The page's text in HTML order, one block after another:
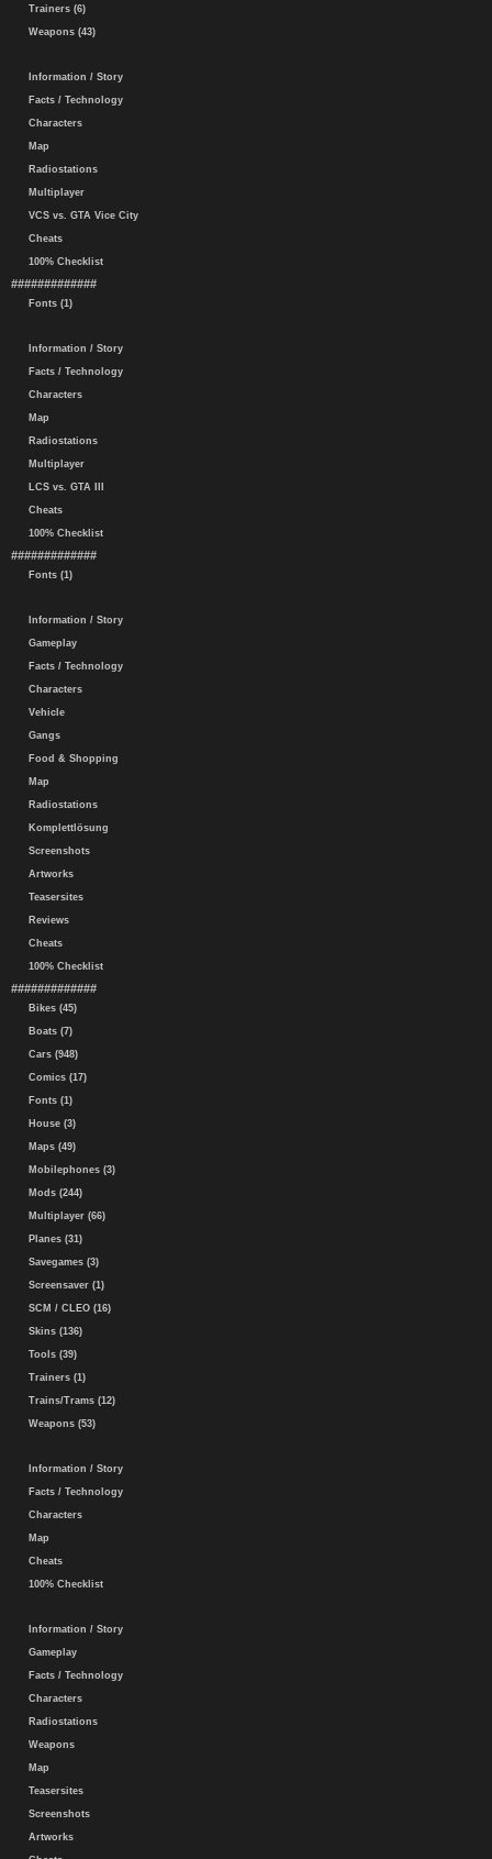
Trainers (6)
Weapons (43)
Information / Story
Facts / Technology
Characters
Map
Radiostations
Multiplayer
VCS vs. GTA Vice City
Cheats
100% Checklist
#############
Fonts (1)
Information / Story
Facts / Technology
Characters
Map
Radiostations
Multiplayer
LCS vs. GTA III
Cheats
100% Checklist
#############
Fonts (1)
Information / Story
Gameplay
Facts / Technology
Characters
Vehicle
Gangs
Food & Shopping
Map
Radiostations
Komplettlösung
Screenshots
Artworks
Teasersites
Reviews
Cheats
100% Checklist
#############
Bikes (45)
Boats (7)
Cars (948)
Comics (17)
Fonts (1)
House (3)
Maps (49)
Mobilephones (3)
Mods (244)
Multiplayer (66)
Planes (31)
Savegames (3)
Screensaver (1)
SCM / CLEO (16)
Skins (136)
Tools (39)
Trainers (1)
Trains/Trams (12)
Weapons (53)
Information / Story
Facts / Technology
Characters
Map
Cheats
100% Checklist
Information / Story
Gameplay
Facts / Technology
Characters
Radiostations
Weapons
Map
Teasersites
Screenshots
Artworks